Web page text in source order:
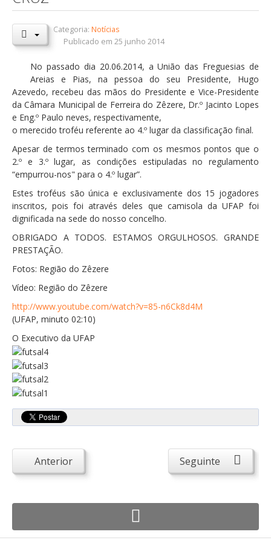
Prestação de Contas
DESTAQUES
Eventos
Notícias
Sondagens
ZêzereTV
SERVIÇOS
A Minha Rua
Abastecimento de Água
Roturas e Leituras
Qualidade da Água
Atendimento ao Público
Biblioteca Online FZZ
Plantas PDM Online
Faixas Gestão Combustível
Regulamentos em Vigor
Requerimentos em Vigor
Tabela - Taxas e Licenças
AREIAS E PIAS
Culturais
Categoria:Notícias
Publicado em 25 junho 2014
No passado dia 20.06.2014, a União das Freguesias de
Areias e Pias, na pessoa do seu Presidente, Hugo
Azevedo, recebeu das mãos do Presidente e Vice-Presidente
da Câmara Municipal de Ferreira do Zêzere, Dr.º Jacinto Lopes
e Eng.º Paulo neves, respectivamente,
o merecido troféu referente ao 4.º lugar da classificação final.
Apesar de termos terminado com os mesmos pontos que o
2.º e 3.º lugar, as condições estipuladas no regulamento
“empurrou-nos" para o 4.º lugar”.
Estes troféus são única e exclusivamente dos 15 jogadores
inscritos, pois foi através deles que camisola da UFAP foi
dignificada na sede do nosso concelho.
OBRIGADO A TODOS. ESTAMOS ORGULHOSOS. GRANDE
PRESTAÇÃO.
Fotos: Região do Zêzere
Vídeo: Região do Zêzere
http://www.youtube.com/watch?v=85-n6Ck8d4M
(UFAP, minuto 02:10)
O Executivo da UFAP
Anterior Seguinte